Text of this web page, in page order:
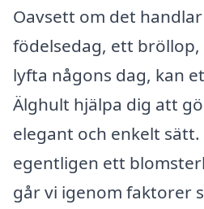
Oavsett om det
födelsedag, ett
lyfta någons dag, kan
Älghult hjälpa dig att
elegant och enkelt
egentligen ett
går vi igenom faktorer